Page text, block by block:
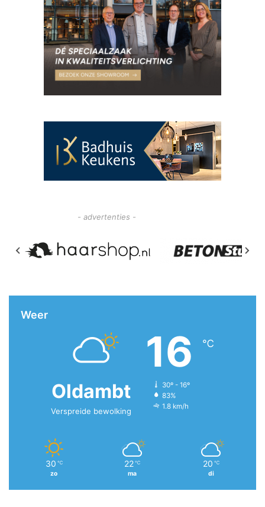
- advertenties -
Weer
Oldambt
Verspreide bewolking
16 ℃
30º - 16º
83%
1.8 km/h
30 ℃
zo
22 ℃
ma
20 ℃
di